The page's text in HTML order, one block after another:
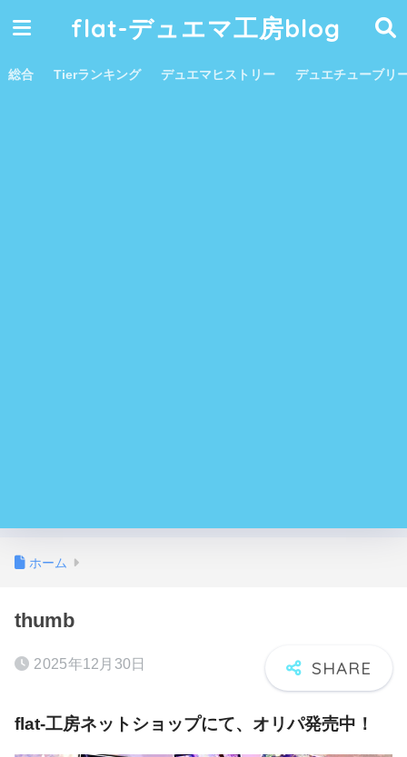
flat-デュエマ工房blog
総合 Tierランキング デュエマヒストリー デュエチューブリ
ホーム
thumb
2025年12月30日
flat-工房ネットショップにて、オリパ発売中！